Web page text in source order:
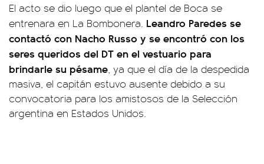
El acto se dio luego que el plantel de Boca se
entrenara en La Bombonera. Leandro Paredes se
contactó con Nacho Russo y se encontró con los
seres queridos del DT en el vestuario para
brindarle su pésame, ya que el día de la despedida
masiva, el capitán estuvo ausente debido a su
convocatoria para los amistosos de la Selección
argentina en Estados Unidos.